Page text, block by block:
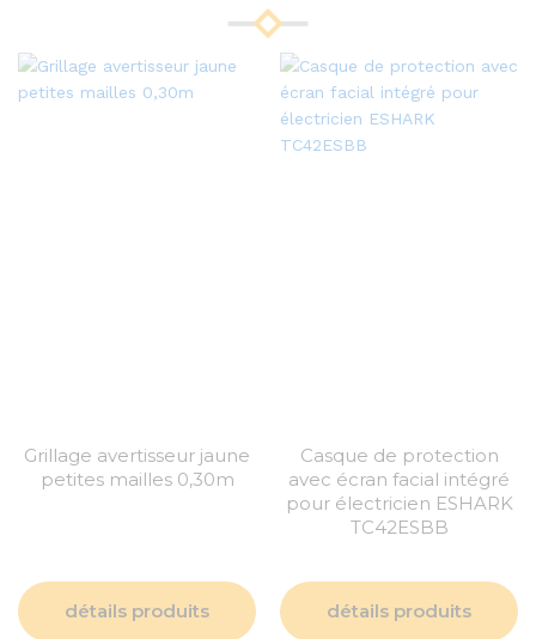
Grillage avertisseur jaune
petites mailles 0,30m
détails produits
Casque de protection
avec écran facial intégré
pour électricien ESHARK
TC42ESBB
détails produits